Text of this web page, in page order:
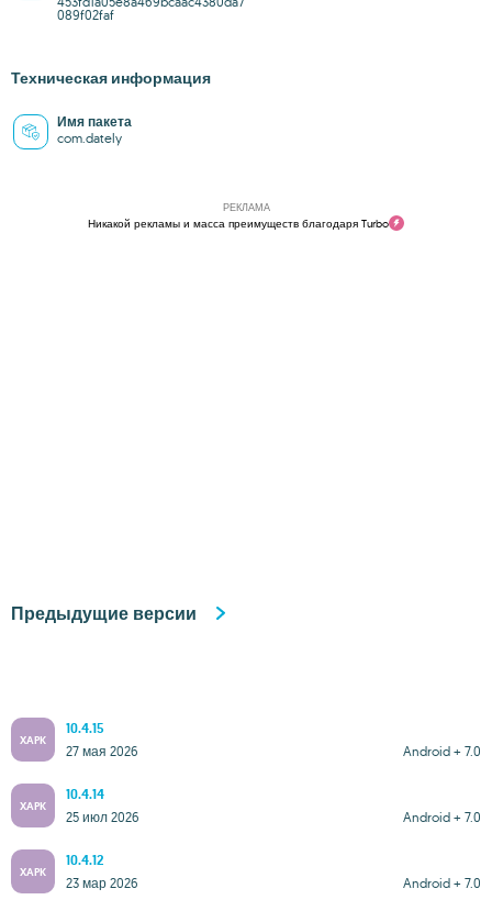
089f02faf
Техническая информация
Имя пакета
com.dately
РЕКЛАМА
Никакой рекламы и масса преимуществ благодаря Turbo
Предыдущие версии
XAPK
10.4.15
Android + 7.0
27 мая 2026
XAPK
10.4.14
Android + 7.0
25 июл 2026
XAPK
10.4.12
Android + 7.0
23 мар 2026